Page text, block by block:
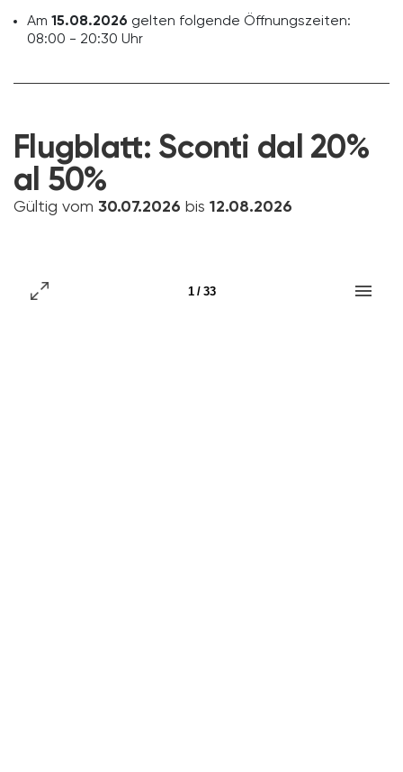
Am 15.08.2026 gelten folgende Öffnungszeiten:
08:00 - 20:30 Uhr
Flugblatt: Sconti dal 20%
al 50%
Gültig vom 30.07.2026 bis 12.08.2026